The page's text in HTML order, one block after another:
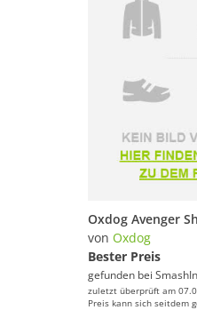
von Oxdog
Bester Preis
gefunden bei
zuletzt überprüft am
Preis kann sich seitdem